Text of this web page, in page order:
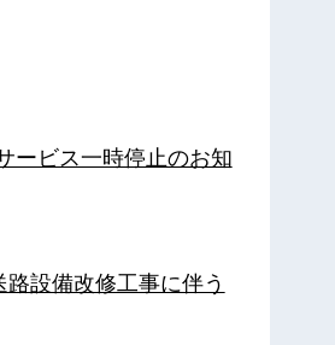
ービス一時停止のお知
設備改修工事に伴う